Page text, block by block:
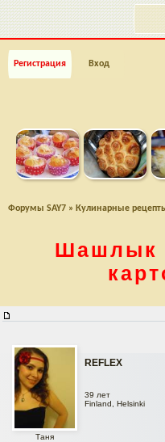
Регистрация Вход
Форумы SAY7 » Кулинарные
Шашлык
REFLEX
Таня
39 лет
Finland, Helsinki